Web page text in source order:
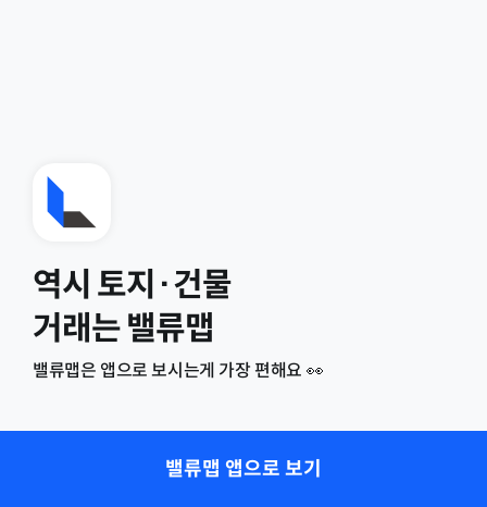
역시 토지·건물
거래는 밸류맵
밸류맵은 앱으로 보시는게 가장 편해요 👀
밸류맵 앱으로 보기